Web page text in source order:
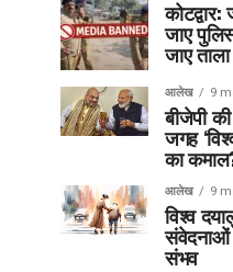
जाए
जाए ताला
आलेख 9
बीजेपी
जगह
का
आलेख 9
विश्व
संवेदनाओं
संभव